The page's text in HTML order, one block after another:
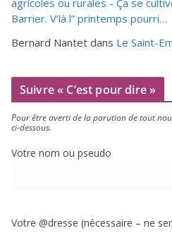
agricoles ou rurales - Ça se
Barrier. V’là l” printemps pourri…
Bernard Nantet dans Le Saint-
Suivre « C’est pour dire »
Pour être aver­ti de la paru­tion de tout
ci-dessous.
Votre nom ou pseudo
Votre @dresse (néces­saire – ne